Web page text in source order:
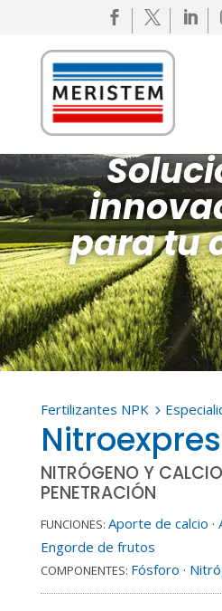
  
para tu
Fertilizantes NPK5
Nitroexpres
NITRÓGENO Y
PENETRACIÓN
FUNCIONES: Aporte de calcio ·
Engorde de frutos
COMPONENTES: Fósforo ·